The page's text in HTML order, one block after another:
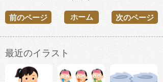
前のページ 次のページ
ホーム
最近のイラスト